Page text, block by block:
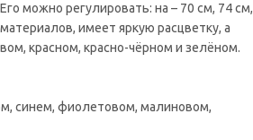
можно регулировать: на – 70 см, 74 см,
имеет яркую расцветку, а
красном, красно-чёрном и зелёном.
синем, фиолетовом, малиновом,